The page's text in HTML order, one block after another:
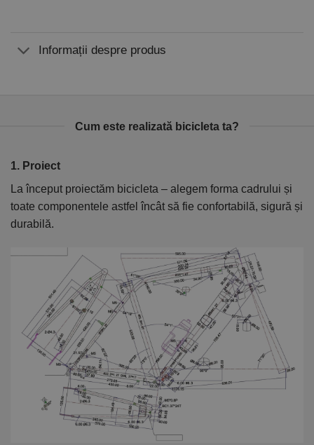
Informații despre produs
Cum este realizată bicicleta ta?
1. Proiect
La început proiectăm bicicleta – alegem forma cadrului și
toate componentele astfel încât să fie confortabilă, sigură și
durabilă.